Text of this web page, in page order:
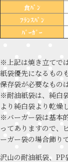
食ﾊﾟﾝ
ﾌﾗﾝｽﾊﾟﾝ
ﾊﾞｰｶﾞｰ
※上記は焼き立てで
紙袋優先になるもの
保存袋が必要なもの
※耐油紙袋は、純白
より純白袋より乾燥
※バーガー袋は基本
ってありますので、
ーガー袋の場合飾り
沢山の耐油紙袋、PP